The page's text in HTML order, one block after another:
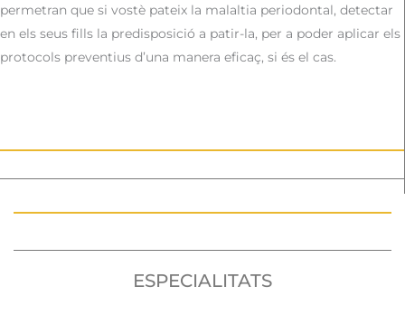
permetran que si vostè pateix la malaltia periodontal, detectar
en els seus fills la predisposició a patir-la, per a poder aplicar els
protocols preventius d’una manera eficaç, si és el cas.
ESPECIALITATS